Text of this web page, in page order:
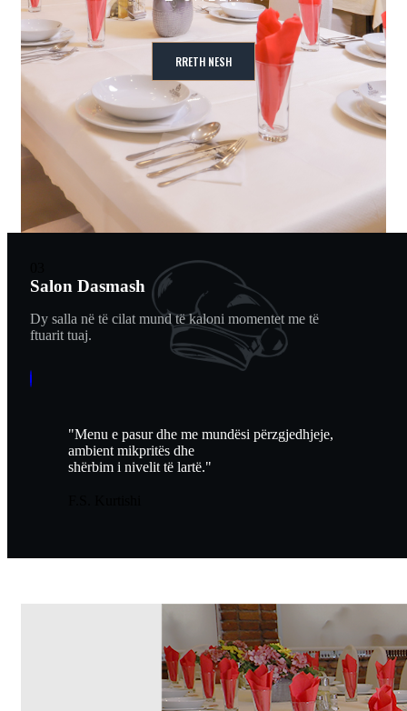
RRETH NESH
Salon Dasmash
Dy salla në të cilat mund të kaloni momentet me të
ftuarit tuaj.
"Menu e pasur dhe me mundësi përzgjedhjeje,
ambient mikpritës dhe
shërbim i nivelit të lartë."